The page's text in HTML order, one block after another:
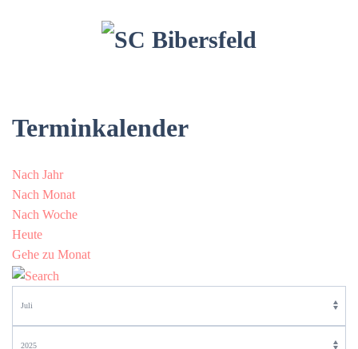
Terminkalender
Nach Jahr
Nach Monat
Nach Woche
Heute
Gehe zu Monat